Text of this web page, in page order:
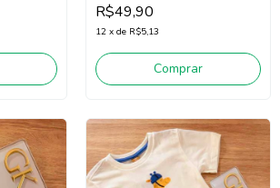
R$49,90
12 x de R$5,13
Comprar